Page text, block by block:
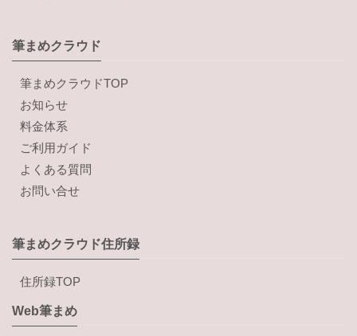
筆まめクラウド
筆まめクラウドTOP
お知らせ
料金体系
ご利用ガイド
よくある質問
お問い合せ
筆まめクラウド住所録
住所録TOP
Web筆まめ